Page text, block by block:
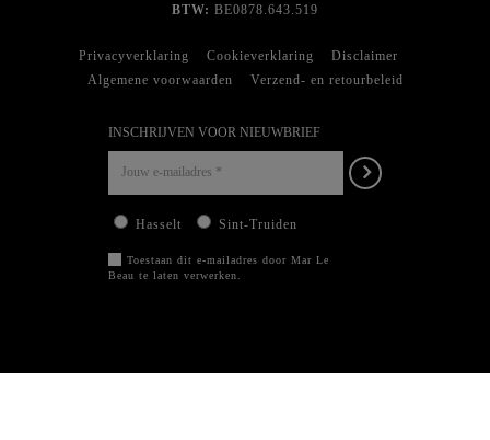
BTW: BE0878.643.519
Privacyverklaring Cookieverklaring
Disclaimer
Algemene voorwaarden
Verzend- en retourbeleid
INSCHRIJVEN VOOR NIEUWBRIEF
Hasselt Sint-Truiden
Toestaan dit e-mailadres door Mar Le
Beau te laten verwerken.